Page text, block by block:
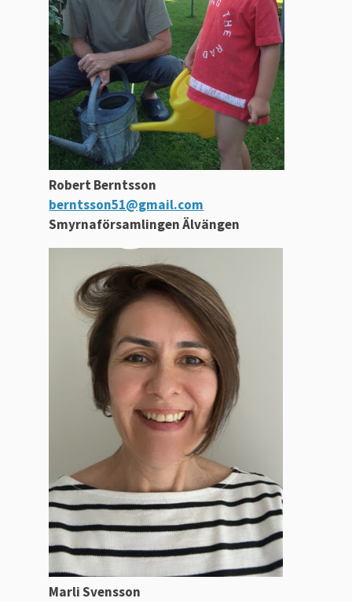
Robert Berntsson
berntsson51@gmail.com
Smyrnaförsamlingen Älvängen
Marli Svensson